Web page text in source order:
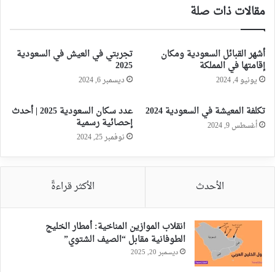
مقالات ذات صلة
أشهر القبائل السعودية ومكان
إقامتها في المملكة
يونيو 4, 2024
تجربتي في العيش في السعودية
2025
ديسمبر 6, 2024
تكلفة المعيشة في السعودية 2024
أغسطس 9, 2024
عدد سكان السعودية 2025 | أحدث
إحصائية رسمية
نوفمبر 25, 2024
الأحدث الأكثر قراءةً
انقلاب الموازين المناخية: أمطار الخليج
الطوفانية مقابل “الصيف الشتوي”
ديسمبر 20, 2025